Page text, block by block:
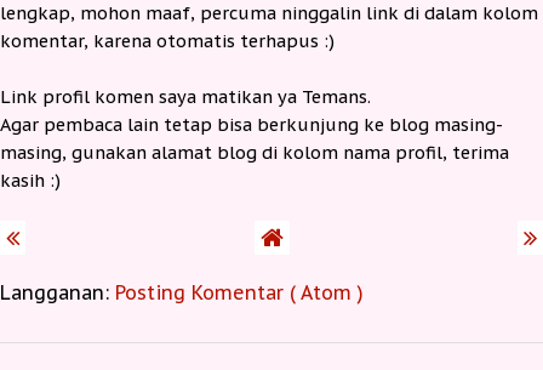
lengkap, mohon maaf, percuma ninggalin link di dalam kolom
komentar, karena otomatis terhapus :)
Link profil komen saya matikan ya Temans.
Agar pembaca lain tetap bisa berkunjung ke blog masing-
masing, gunakan alamat blog di kolom nama profil, terima
kasih :)
Langganan: Posting Komentar ( Atom )